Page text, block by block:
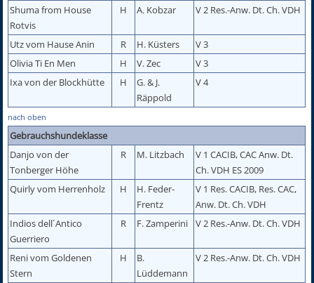
Shuma from House
Rotvis
H A. Kobzar V 2 Res.-Anw. Dt. Ch. VDH
Utz vom Hause Anin R H. Küsters
V 3
Olivia Ti En Men
H V. Zec
V 3
Ixa von der Blockhütte
H
G. & J.
Räppold
V 4
nach oben
Gebrauchshundeklasse
Danjo von der
Tonberger Höhe
R M. Litzbach
V 1 CACIB, CAC Anw. Dt.
Ch. VDH ES 2009
Quirly vom Herrenholz
H
H. Feder-
Frentz
V 1 Res. CACIB, Res. CAC,
Anw. Dt. Ch. VDH
Indios dell´Antico
Guerriero
R F. Zamperini V 2 Res.-Anw. Dt. Ch. VDH
Reni vom Goldenen
Stern
H
B.
Lüddemann
V 2 Res.-Anw. Dt. Ch. VDH